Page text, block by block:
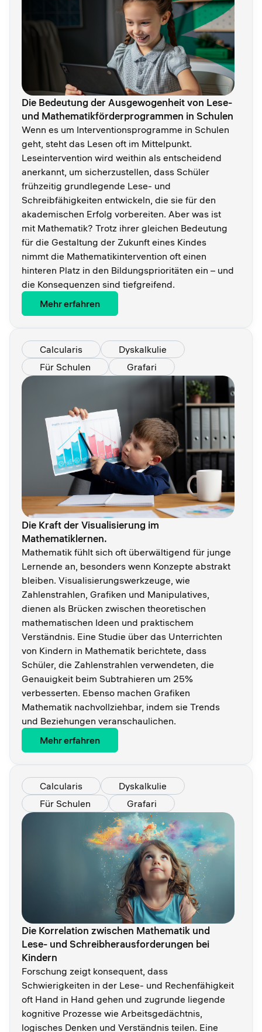
Die Bedeutung der Ausgewogenheit von Lese-
und Mathematikförderprogrammen in Schulen
Wenn es um Interventionsprogramme in Schulen
geht, steht das Lesen oft im Mittelpunkt.
Leseintervention wird weithin als entscheidend
anerkannt, um sicherzustellen, dass Schüler
frühzeitig grundlegende Lese- und
Schreibfähigkeiten entwickeln, die sie für den
akademischen Erfolg vorbereiten. Aber was ist
mit Mathematik? Trotz ihrer gleichen Bedeutung
für die Gestaltung der Zukunft eines Kindes
nimmt die Mathematikintervention oft einen
hinteren Platz in den Bildungsprioritäten ein – und
die Konsequenzen sind tiefgreifend.
Mehr erfahren
Calcularis
Dyskalkulie
Für Schulen
Grafari
Die Kraft der Visualisierung im
Mathematiklernen.
Mathematik fühlt sich oft überwältigend für junge
Lernende an, besonders wenn Konzepte abstrakt
bleiben. Visualisierungswerkzeuge, wie
Zahlenstrahlen, Grafiken und Manipulatives,
dienen als Brücken zwischen theoretischen
mathematischen Ideen und praktischem
Verständnis. Eine Studie über das Unterrichten
von Kindern in Mathematik berichtete, dass
Schüler, die Zahlenstrahlen verwendeten, die
Genauigkeit beim Subtrahieren um 25%
verbesserten. Ebenso machen Grafiken
Mathematik nachvollziehbar, indem sie Trends
und Beziehungen veranschaulichen.
Mehr erfahren
Calcularis
Dyskalkulie
Für Schulen
Grafari
Die Korrelation zwischen Mathematik und
Lese- und Schreibherausforderungen bei
Kindern
Forschung zeigt konsequent, dass
Schwierigkeiten in der Lese- und Rechenfähigkeit
oft Hand in Hand gehen und zugrunde liegende
kognitive Prozesse wie Arbeitsgedächtnis,
logisches Denken und Verständnis teilen. Eine